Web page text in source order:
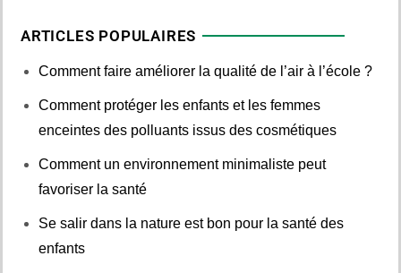
ARTICLES POPULAIRES
Comment faire améliorer la qualité de l’air à l’école ?
Comment protéger les enfants et les femmes
enceintes des polluants issus des cosmétiques
Comment un environnement minimaliste peut
favoriser la santé
Se salir dans la nature est bon pour la santé des
enfants